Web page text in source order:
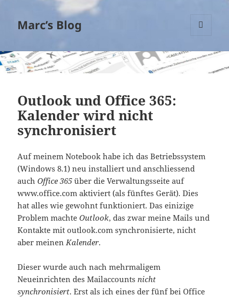
Marc’s Blog
WIDGETS
Outlook und Office 365:
Kalender wird nicht
synchronisiert
Auf meinem Notebook habe ich das Betriebssystem
(Windows 8.1) neu installiert und anschliessend
auchOffice 365 über die Verwaltungsseite auf
www.office.com aktiviert (als fünftes Gerät). Dies
hat alles wie gewohnt funktioniert. Das einizige
Problem machteOutlook, das zwar meine Mails und
Kontakte mit outlook.com synchronisierte, nicht
aber meinenKalender.
Dieser wurde auch nach mehrmaligem
Neueinrichten des Mailaccountsnicht
synchronisiert. Erst als ich eines der fünf bei Office